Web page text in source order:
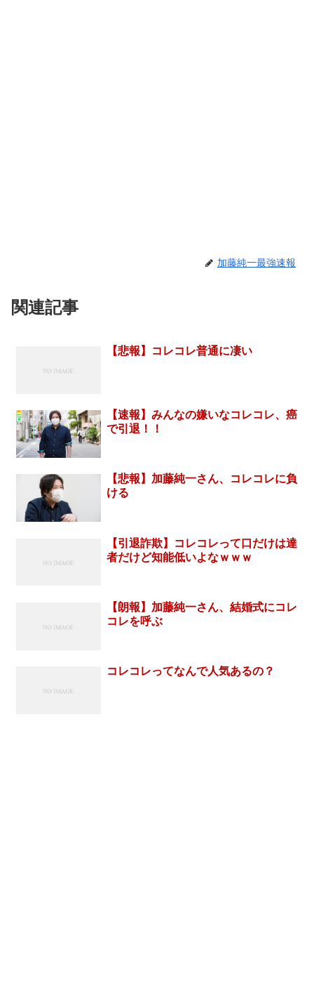
加藤純一最強速報
関連記事
【悲報】コレコレ普通に凄い
【速報】みんなの嫌いなコレコレ、癌
で引退！！
【悲報】加藤純一さん、コレコレに負
ける
【引退詐欺】コレコレって口だけは達
者だけど知能低いよなｗｗｗ
【朗報】加藤純一さん、結婚式にコレ
コレを呼ぶ
コレコレってなんで人気あるの？